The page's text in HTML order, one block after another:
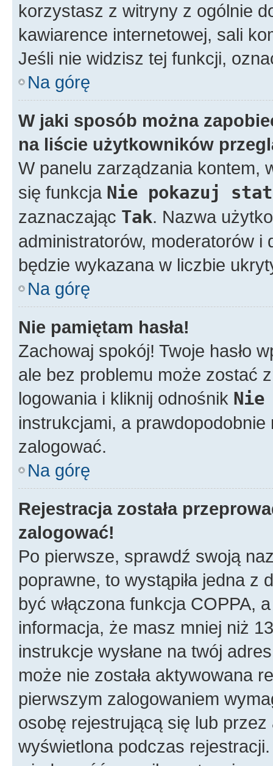
korzystasz z witryny z ogólnie
kawiarence internetowej, sali
Jeśli nie widzisz tej funkcji,
Na górę
W jaki sposób można
na liście użytkowników
W panelu zarządzania kontem,
się funkcja Nie pokazuj
zaznaczając Tak. Nazwa
administratorów, moderatorów i
będzie wykazana w liczbie
Na górę
Nie pamiętam hasła!
Zachowaj spokój! Twoje hasło
ale bez problemu może zostać
logowania i kliknij odnośnik Nie
instrukcjami, a
zalogować.
Na górę
Rejestracja została
zalogować!
Po pierwsze, sprawdź swoją
poprawne, to wystąpiła jedna
być włączona funkcja COPPA,
informacja, że masz mniej niż
instrukcje wysłane na twój
może nie została aktywowana
pierwszym zalogowaniem
osobę rejestrującą się lub
wyświetlona podczas